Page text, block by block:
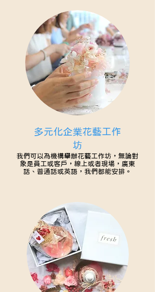
多元化企業花藝工作
坊
我們可以為機構舉辦花藝工作坊，無論對
象是員工或客戶，線上或者現場，廣東
話、普通話或英語，我們都能安排。